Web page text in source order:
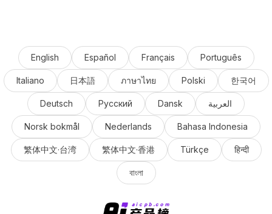
English Español Français Português
Italiano 日本語 ภาษาไทย Polski 한국어
Deutsch Русский Dansk العربية
Norsk bokmål Nederlands Bahasa Indonesia
繁体中文·台湾 繁体中文·香港 Türkçe हिन्दी
বাংলা